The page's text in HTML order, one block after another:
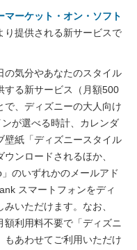
マーケット・オン・ソフト
り提供される新サービスで
の気分やあなたのスタイル
する新サービス（月額500
で、ディズニーの大人向け
が選べる時計、カレンダ
壁紙「ディズニースタイル
ンロードされるほか、
のいずれかのメールアド
スマートフォンをディ
いただけます。なお、
額利用料不要で「ディズニ
もあわせてご利用いただけ